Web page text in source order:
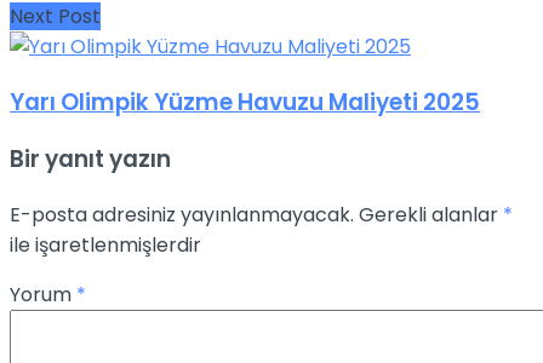
Next Post
Yarı Olimpik Yüzme Havuzu Maliyeti 2025
Bir yanıt yazın
E-posta adresiniz yayınlanmayacak. Gerekli alanlar *
ile işaretlenmişlerdir
Yorum *